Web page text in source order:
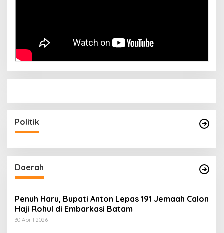
Politik
Daerah
Penuh Haru, Bupati Anton Lepas 191 Jemaah Calon
Haji Rohul di Embarkasi Batam
30 April 2026